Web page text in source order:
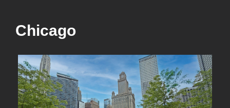
Chicago